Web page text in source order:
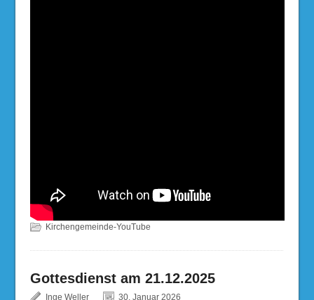
Kirchengemeinde-YouTube
Gottesdienst am 21.12.2025
Inge Weller 30. Januar 2026